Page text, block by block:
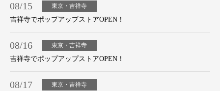
08/15 東京・吉祥寺
吉祥寺でポップアップストアOPEN！
08/16 東京・吉祥寺
吉祥寺でポップアップストアOPEN！
08/17 東京・吉祥寺